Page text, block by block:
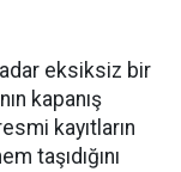
eksiksiz bir
kapanış
kayıtların
taşıdığını